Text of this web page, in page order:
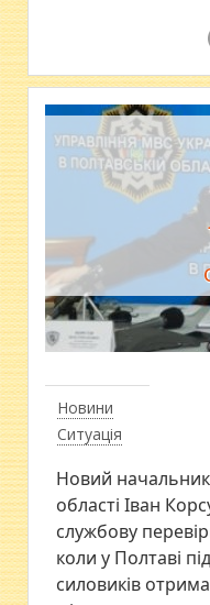
Новини
Ситуація
Новий
області Іван
службову
коли у Полтаві
силовиків